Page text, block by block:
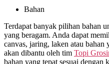
Bahan
Terdapat banyak pilihan bahan
yang beragam. Anda dapat
canvas, jaring, laken atau
akan dibantu oleh tim Topi
bahan yang tepat sesuai dengan